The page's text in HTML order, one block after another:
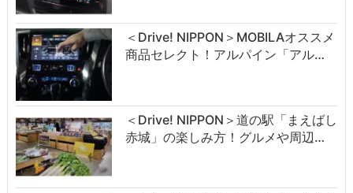
＜Drive! NIPPON＞MOBILAオススメ
商品セレクト！アルパイン「アル…
＜Drive! NIPPON＞道の駅「まえばし
赤城」の楽しみ方！グルメや周辺…